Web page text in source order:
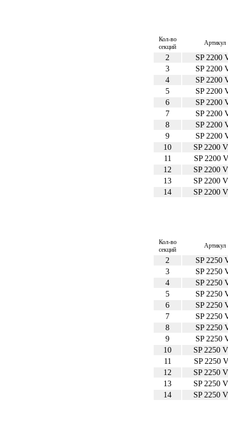
Кол-во
секций
Артикул
2
SP 2200
3
SP 2200
4
SP 2200
5
SP 2200
6
SP 2200
7
SP 2200
8
SP 2200
9
SP 2200
10
SP 2200
11
SP 2200
12
SP 2200
13
SP 2200
14
SP 2200
Кол-во
секций
Артикул
2
SP 2250
3
SP 2250
4
SP 2250
5
SP 2250
6
SP 2250
7
SP 2250
8
SP 2250
9
SP 2250
10
SP 2250
11
SP 2250
12
SP 2250
13
SP 2250
14
SP 2250